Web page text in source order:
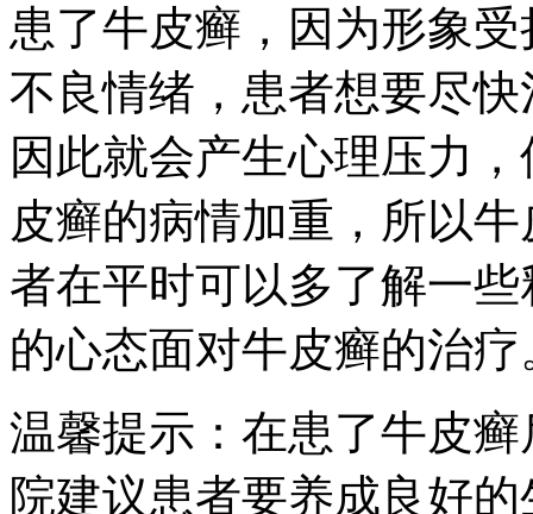
患了牛皮癣，因为形象
不良情绪，患者想要尽
因此就会产生心理压力
皮癣的病情加重，所以
者在平时可以多了解一
的心态面对牛皮癣的治疗
温馨提示：在患了牛皮
院建议患者要养成良好